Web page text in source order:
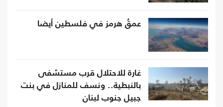
عمقُ هرمز في فلسطين أيضا
غارة للاحتلال قرب مستشفى
بالنبطية.. ونسف للمنازل في بنت
جبيل جنوب لبنان